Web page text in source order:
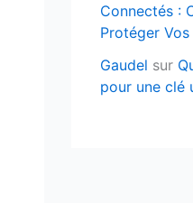
Connectés :
Protéger
Gaudel sur
pour une clé